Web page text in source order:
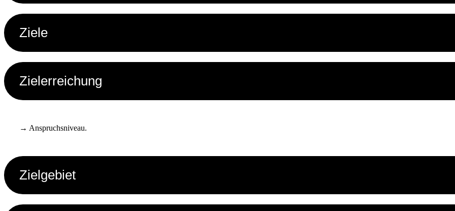
Ziele
Zielerreichung
→ Anspruchsniveau.
Zielgebiet